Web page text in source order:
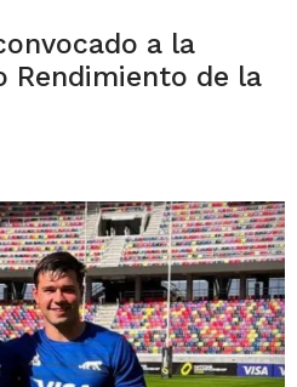
a la
Rendimiento de la